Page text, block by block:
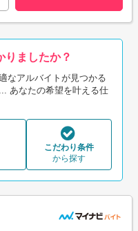
りましたか？
なアルバイトが見つかる
あなたの希望を叶える仕
こだわり条件
から探す